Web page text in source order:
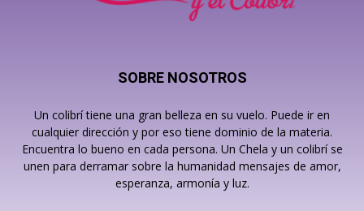
SOBRE NOSOTROS
Un colibrí tiene una gran belleza en su vuelo. Puede ir en
cualquier dirección y por eso tiene dominio de la materia.
Encuentra lo bueno en cada persona. Un Chela y un colibrí se
unen para derramar sobre la humanidad mensajes de amor,
esperanza, armonía y luz.